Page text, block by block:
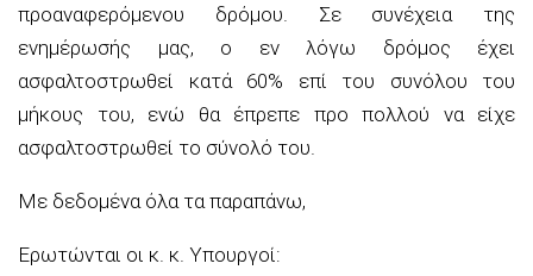
προαναφερόμενου δρόμου. Σε συνέχεια της
ενημέρωσής μας, ο εν λόγω δρόμος έχει
ασφαλτοστρωθεί κατά 60% επί του συνόλου του
μήκους του, ενώ θα έπρεπε προ πολλού να είχε
ασφαλτοστρωθεί το σύνολό του.
Με δεδομένα όλα τα παραπάνω,
Ερωτώνται οι κ. κ. Υπουργοί: